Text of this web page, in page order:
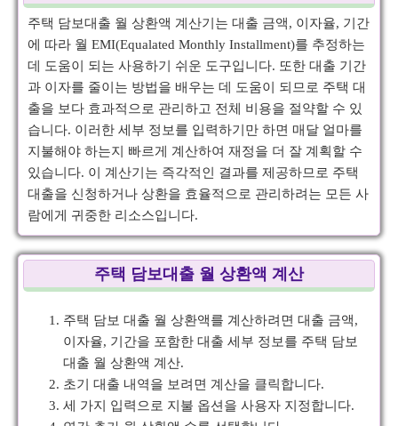
주택 담보대출 월 상환액 계산기는 대출 금액, 이자율, 기간
에 따라 월 EMI(Equalated Monthly Installment)를 추정하는
데 도움이 되는 사용하기 쉬운 도구입니다. 또한 대출 기간
과 이자를 줄이는 방법을 배우는 데 도움이 되므로 주택 대
출을 보다 효과적으로 관리하고 전체 비용을 절약할 수 있
습니다. 이러한 세부 정보를 입력하기만 하면 매달 얼마를
지불해야 하는지 빠르게 계산하여 재정을 더 잘 계획할 수
있습니다. 이 계산기는 즉각적인 결과를 제공하므로 주택
대출을 신청하거나 상환을 효율적으로 관리하려는 모든 사
람에게 귀중한 리소스입니다.
주택 담보대출 월 상환액 계산
주택 담보 대출 월 상환액를 계산하려면 대출 금액,
이자율, 기간을 포함한 대출 세부 정보를 주택 담보
대출 월 상환액 계산.
초기 대출 내역을 보려면 계산을 클릭합니다.
세 가지 입력으로 지불 옵션을 사용자 지정합니다.